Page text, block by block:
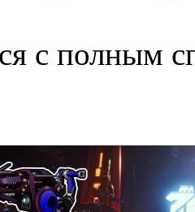
с полным